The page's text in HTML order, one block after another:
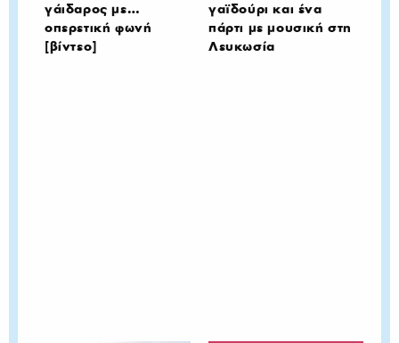
γάιδαρος με…
οπερετική φωνή
[βίντεο]
γαϊδούρι και ένα
πάρτι με μουσική στη
Λευκωσία